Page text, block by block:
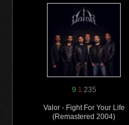
9 1 235
Valor - Fight For Your Life
(Remastered 2004)